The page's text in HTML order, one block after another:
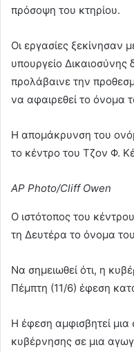
πρόσοψη του κτηρίου.
Οι εργασίες ξεκίνησαν
υπουργείο
προλάβαινε την
να αφαιρεθεί το όνομα
Η απομάκρυνση του
το κέντρο του Τζον Φ.
AP Photo/Cliff Owen
Ο ιστότοπος του
τη Δευτέρα το όνομα
Να σημειωθεί ότι, η
Πέμπτη (11/6) έφεση
Η έφεση αμφισβητεί
κυβέρνησης σε μια